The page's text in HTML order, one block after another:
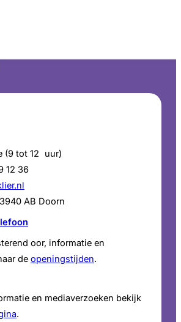
(9 tot 12 uur)
12 36
AB Doorn
oor, informatie en
de openingstijden.
en mediaverzoeken bekijk
.